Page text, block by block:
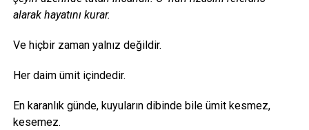
alarak hayatını kurar.
Ve hiçbir zaman yalnız değildir.
Her daim ümit içindedir.
En karanlık günde, kuyuların dibinde bile ümit kesmez,
kesemez.